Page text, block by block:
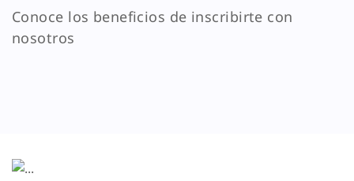
Conoce los beneficios de inscribirte con
nosotros